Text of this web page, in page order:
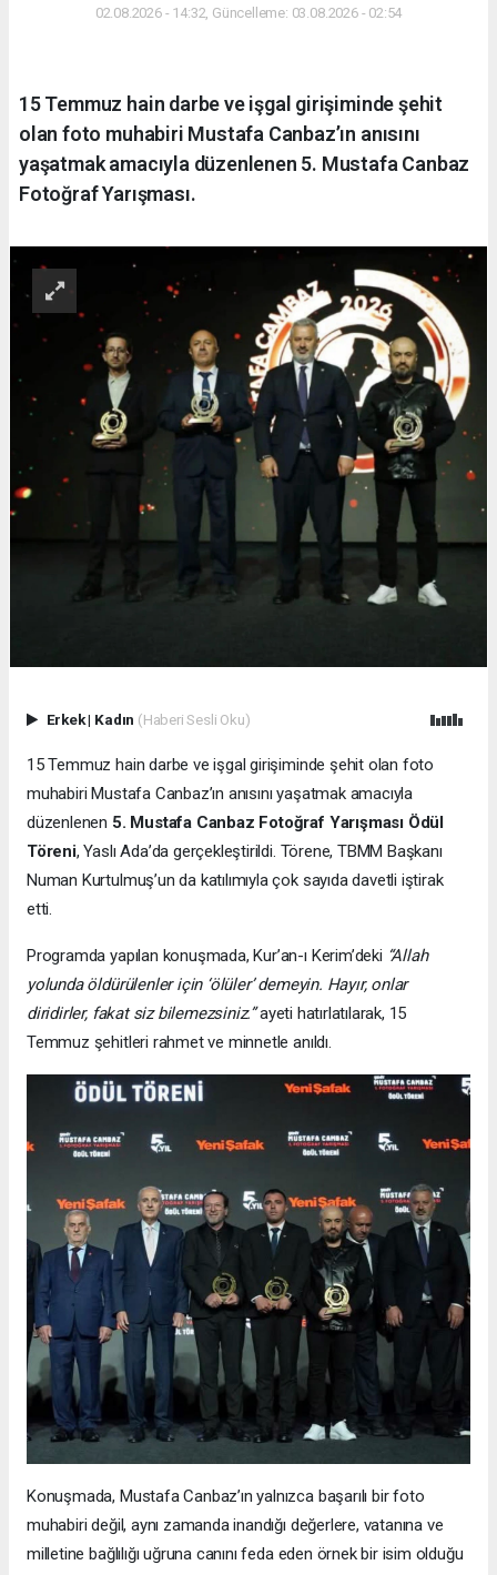
02.08.2026 - 14:32, Güncelleme: 03.08.2026 - 02:54
15 Temmuz hain darbe ve işgal girişiminde şehit
olan foto muhabiri Mustafa Canbaz’ın anısını
yaşatmak amacıyla düzenlenen 5. Mustafa Canbaz
Fotoğraf Yarışması.
Erkek| Kadın (Haberi Sesli Oku)
15 Temmuz hain darbe ve işgal girişiminde şehit olan foto
muhabiri Mustafa Canbaz’ın anısını yaşatmak amacıyla
düzenlenen 5. Mustafa Canbaz Fotoğraf Yarışması Ödül
Töreni, Yaslı Ada’da gerçekleştirildi. Törene, TBMM Başkanı
Numan Kurtulmuş’un da katılımıyla çok sayıda davetli iştirak
etti.
Programda yapılan konuşmada, Kur’an-ı Kerim’deki “Allah
yolunda öldürülenler için ‘ölüler’ demeyin. Hayır, onlar
diridirler, fakat siz bilemezsiniz.”ayeti hatırlatılarak, 15
Temmuz şehitleri rahmet ve minnetle anıldı.
Konuşmada, Mustafa Canbaz’ın yalnızca başarılı bir foto
muhabiri değil, aynı zamanda inandığı değerlere, vatanına ve
milletine bağlılığı uğruna canını feda eden örnek bir isim olduğu